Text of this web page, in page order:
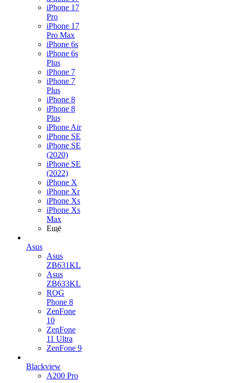
iPhone 17
Pro
iPhone 17
Pro Max
iPhone 6s
iPhone 6s
Plus
iPhone 7
iPhone 7
Plus
iPhone 8
iPhone 8
Plus
iPhone Air
iPhone SE
iPhone SE
(2020)
iPhone SE
(2022)
iPhone X
iPhone Xr
iPhone Xs
iPhone Xs
Max
Ещё
Asus
Asus
ZB631KL
Asus
ZB633KL
ROG
Phone 8
ZenFone
10
ZenFone
11 Ultra
ZenFone 9
Blackview
A200 Pro